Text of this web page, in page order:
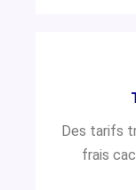
Des tarifs
frais